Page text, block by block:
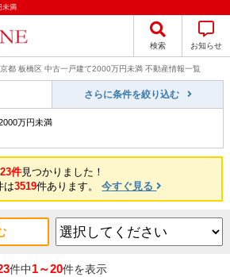
未満
検索 お知らせ
都 板橋区 中古一戸建て2000万円未満 不動産情報一覧
さらに条件を絞り込む
万円未満
23件見つかりました！
は3519件あります。今すぐ見る
件中1～20件を表示